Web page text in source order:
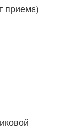
приема)